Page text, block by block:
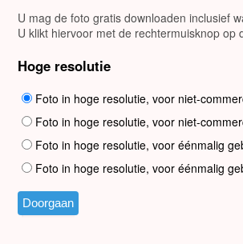
U mag de foto gratis downloaden inclusief
U klikt hiervoor met de rechtermuisknop
Hoge resolutie
Foto in hoge resolutie, voor niet-
Foto in hoge resolutie, voor niet-
Foto in hoge resolutie, voor éénmalig
Foto in hoge resolutie, voor éénmalig